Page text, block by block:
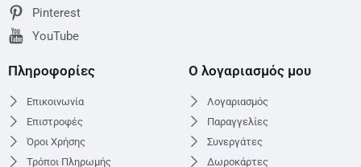
Pinterest
YouTube
Πληροφορίες
Επικοινωνία
Επιστροφές
Όροι Χρήσης
Τρόποι Πληρωμής
Ο λογαριασμός μου
Λογαριασμός
Παραγγελίες
Συνεργάτες
Δωροκάρτες